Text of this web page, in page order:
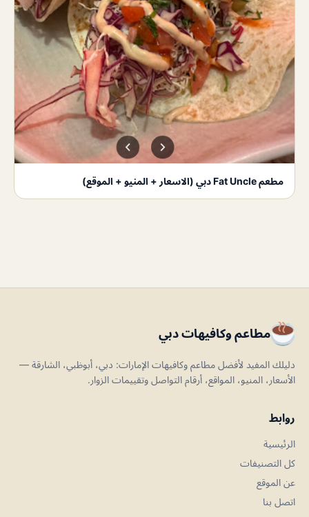
مطعم Fat Uncle دبي (الاسعار + المنيو + الموقع)
مطاعم وكافيهات دبي
دليلك المفيد لأفضل مطاعم وكافيهات الإمارات: دبي، أبوظبي، الشارقة —
الأسعار، المنيو، المواقع، أرقام التواصل وتقييمات الزوار.
روابط
الرئيسية
كل التصنيفات
عن الموقع
اتصل بنا